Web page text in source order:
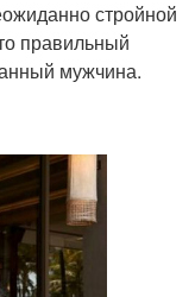
стройной
правильный
мужчина.